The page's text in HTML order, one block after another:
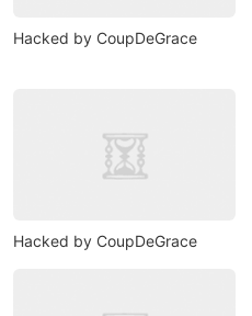
Hacked by CoupDeGrace
Hacked by CoupDeGrace